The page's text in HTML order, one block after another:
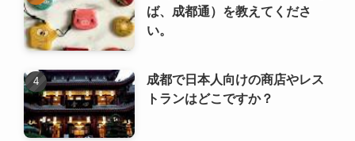
ば、成都通）を教えてくださ
い。
成都で日本人向けの商店やレス
トランはどこですか？